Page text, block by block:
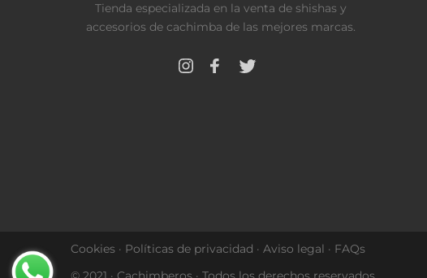
Tienda especializada en la venta de shishas y
accesorios de cachimba de las mejores marcas.
Cookies · Políticas de privacidad · Aviso legal · FAQs